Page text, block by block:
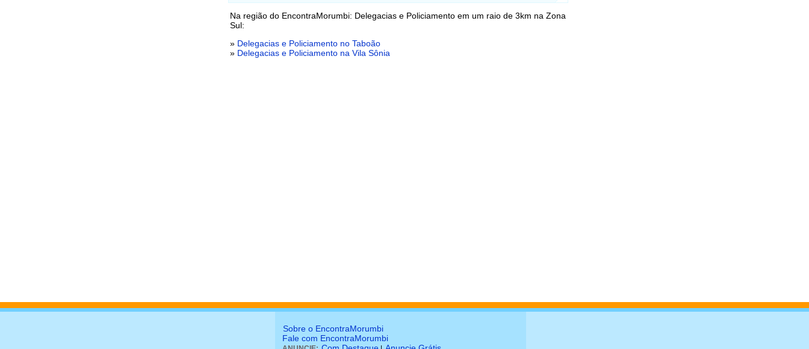
Na região do EncontraMorumbi: Delegacias e Policiamento em um raio de 3km na Zona
Sul:
» Delegacias e Policiamento no Taboão
» Delegacias e Policiamento na Vila Sônia
Sobre o EncontraMorumbi
Fale com EncontraMorumbi